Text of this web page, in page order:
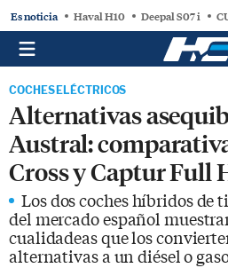
Es noticia Haval H10 Deepal S07 i
COCHES ELÉCTRICOS
Alternativas
Austral:
Cross y Captur Full
Los dos coches híbridos de
del mercado español
cualidadeas que los
alternativas a un diésel o